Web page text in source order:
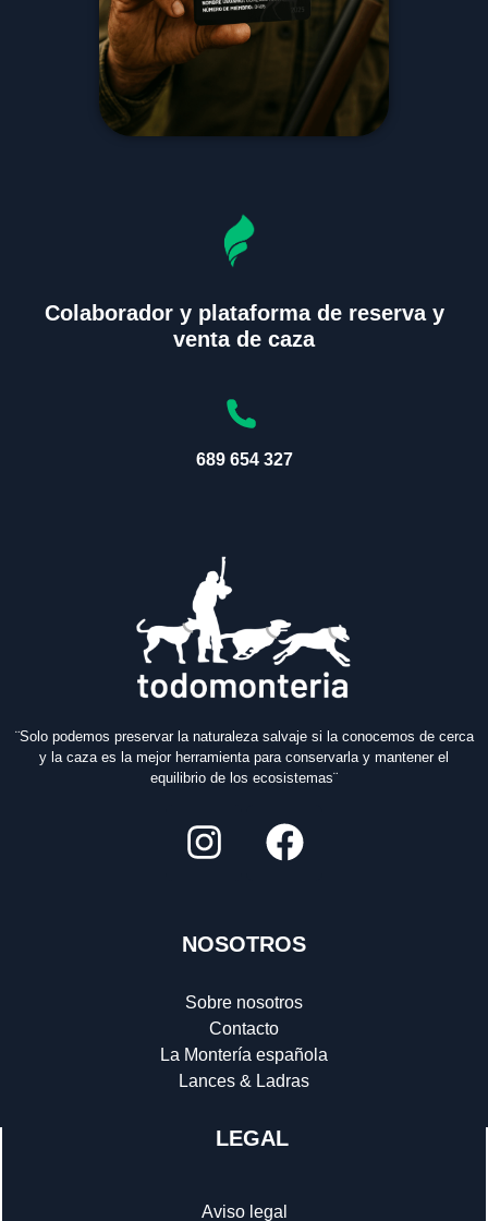
Colaborador y plataforma de reserva y
venta de caza
689 654 327
¨Solo podemos preservar la naturaleza salvaje si la conocemos de cerca
y la caza es la mejor herramienta para conservarla y mantener el
equilibrio de los ecosistemas¨
NOSOTROS
Sobre nosotros
Contacto
La Montería española
Lances & Ladras
LEGAL
Aviso legal